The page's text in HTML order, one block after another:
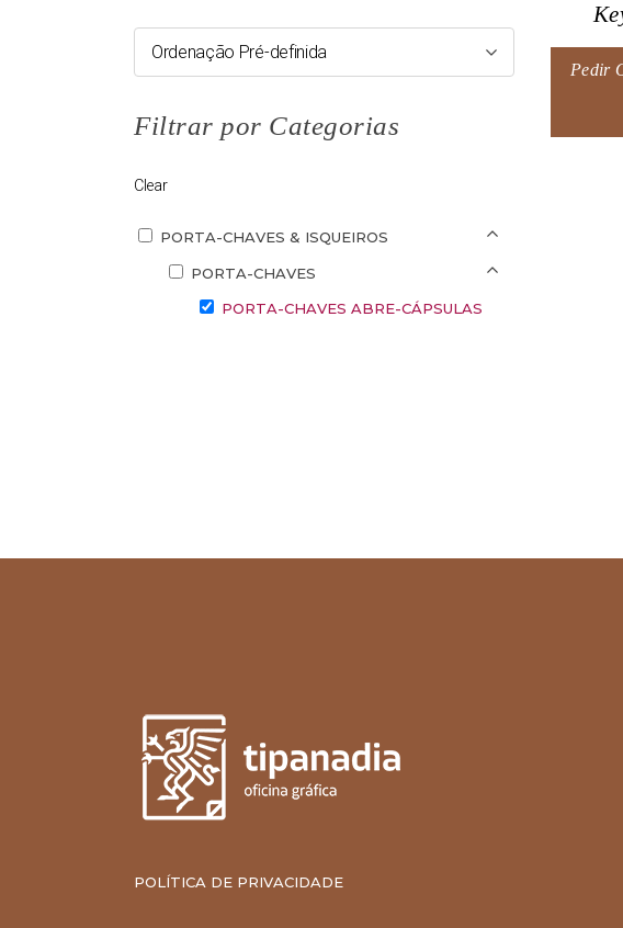
Pedir
Ordenação Pré-definida
Filtrar por Categorias
Clear
PORTA-CHAVES & ISQUEIROS
PORTA-CHAVES
PORTA-CHAVES ABRE-CÁPSULAS
POLÍTICA DE PRIVACIDADE